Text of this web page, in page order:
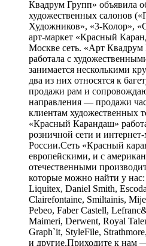
Квадрум Групп» объявила
художественных салонов
Художников», «3-Колор»,
арт-маркет «Красный
Москве сеть. «Арт
работала с
занимается несколькими
два из них относятся к
продажи рам и
направления — продажи
клиентам художественных
«Красный Карандаш»
розничной сети и
России.Сеть «Красный
европейскими, и с
отечественными
которые можно найти у
Liquitex, Daniel Smith,
Clairefontaine, Smiltainis,
Pebeo, Faber Castell,
Maimeri, Derwent, Royal
Graph`it, StyleFile,
и другие.Приходите к нам